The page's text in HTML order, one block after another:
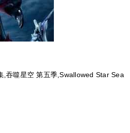
,吞噬星空 第五季‎,Swallowed Star Sea